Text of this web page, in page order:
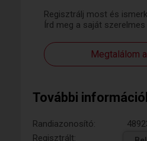
Regisztrálj most és
Írd meg a saját
Megtalálom
További
Randiazonosító:
Regisztrált: